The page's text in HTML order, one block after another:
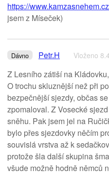
https://
jsem z Míseček)
Dávno Petr.H Vloženo
Z Lesního zátiší na
O trochu skluznější než při
bezpečnější sjezdy, občas
zpomaloval. Z Vosecké
sněhu. Pak jsem jel na
bylo přes sjezdovky něčím
souvislá vrstva až k
protože šla další skupina
všude možně hodně němců